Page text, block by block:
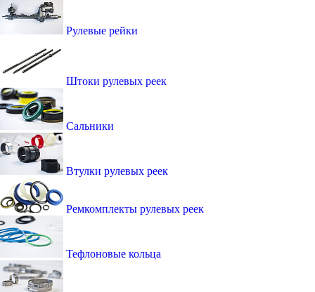
Рулевые рейки
Штоки рулевых реек
Сальники
Втулки рулевых реек
Ремкомплекты рулевых реек
Тефлоновые кольца